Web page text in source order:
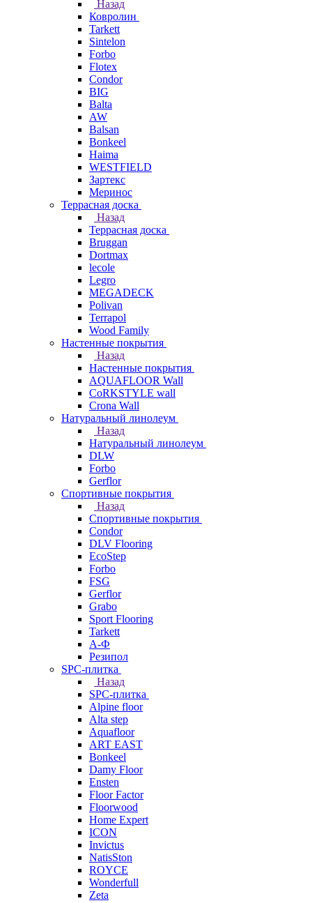
Назад
Ковролин
Tarkett
Sintelon
Forbo
Flotex
Condor
BIG
Balta
AW
Balsan
Bonkeel
Haima
WESTFIELD
Зартекс
Меринос
Террасная доска
Назад
Террасная доска
Bruggan
Dortmax
lecole
Legro
MEGADECK
Polivan
Terrapol
Wood Family
Настенные покрытия
Назад
Настенные покрытия
AQUAFLOOR Wall
CoRKSTYLE wall
Crona Wall
Натуральный линолеум
Назад
Натуральный линолеум
DLW
Forbo
Gerflor
Спортивные покрытия
Назад
Спортивные покрытия
Condor
DLV Flooring
EcoStep
Forbo
FSG
Gerflor
Grabo
Sport Flooring
Tarkett
А-Ф
Резипол
SPC-плитка
Назад
SPC-плитка
Alpine floor
Alta step
Aquafloor
ART EAST
Bonkeel
Damy Floor
Ensten
Floor Factor
Floorwood
Home Expert
ICON
Invictus
NatisSton
ROYCE
Wonderfull
Zeta